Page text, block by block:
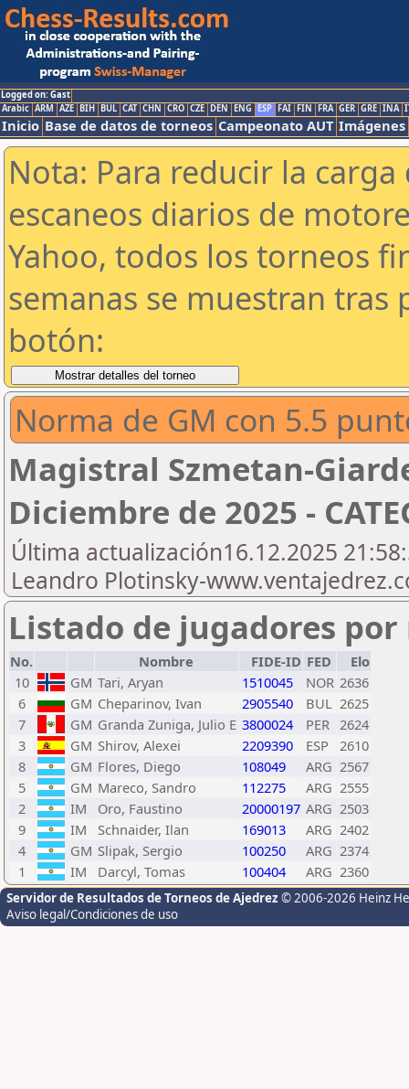
Logged on: Gast
Arabic ARM AZE BIH BUL CAT CHN CRO CZE DEN ENG ESP FAI FIN FRA GER GRE INA
Inicio Base de datos de torneos Campeonato AUT Imágenes
Nota: Para reducir la
escaneos diarios de
Yahoo, todos los torneos
semanas se muestran tras
botón:
Norma de GM con 5.5
Magistral Szmetan-
Diciembre de 2025 -
Última actualización16.12.2025
Leandro Plotinsky-
Listado de jugadores
No. Nombre FIDE-ID FED
Elo
10
GM Tari, Aryan 1510045 NOR 2636
6
GM Cheparinov, Ivan 2905540 BUL 2625
7
GM Granda Zuniga, Julio E 3800024 PER 2624
3
GM Shirov, Alexei 2209390 ESP
2610
8
GM Flores, Diego 108049 ARG 2567
5
GM Mareco, Sandro 112275 ARG 2555
2
IM Oro, Faustino 20000197 ARG 2503
9
IM Schnaider, Ilan 169013 ARG 2402
4
GM Slipak, Sergio 100250 ARG 2374
1
IM Darcyl, Tomas 100404 ARG 2360
Servidor de Resultados de Torneos de Ajedrez © 2006-2026 Heinz
Aviso legal/Condiciones de uso